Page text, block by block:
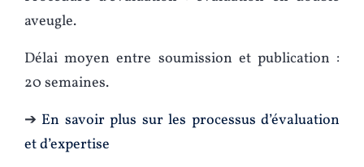
aveugle.
Délai moyen entre soumission et publication :
20 semaines.
➔ En savoir plus sur les processus d’évaluation
et d’expertise